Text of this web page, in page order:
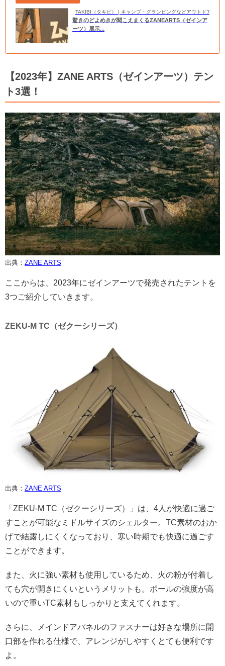
TAKIBI（タキビ） | キャンプ・グランピングなどアウトドアの総
驚きのどよめきが聞こえまくるZANEARTS（ゼインア
ーツ）展示...
【2023年】ZANE ARTS（ゼインアーツ）テン
ト3選！
出典： ZANE ARTS
ここからは、2023年にゼインアーツで発売されたテントを
3つご紹介していきます。
ZEKU-M TC（ゼクーシリーズ）
出典： ZANE ARTS
「ZEKU-M TC（ゼクーシリーズ）」は、4人が快適に過ご
すことが可能なミドルサイズのシェルター。TC素材のおか
げで結露しにくくなっており、寒い時期でも快適に過ごす
ことができます。
また、火に強い素材も使用しているため、火の粉が付着し
ても穴が開きにくいというメリットも。ポールの強度が高
いので重いTC素材もしっかりと支えてくれます。
さらに、メインドアパネルのファスナーは好きな場所に開
口部を作れる仕様で、アレンジがしやすくとても便利です
よ。